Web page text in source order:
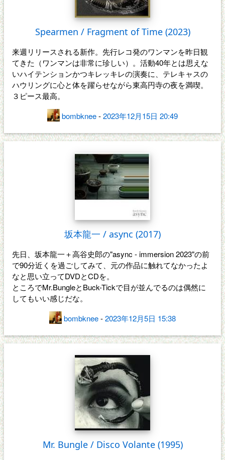
Spearmen / Fragment of Time (2023)
来週リリースされる新作。先行レコ発のワンマンを昨日観
てきた（ワンマンは非常に珍しい）。活動40年とは思えな
いハイテンションかつキレッキレの演奏に、テレキャスの
ハウリングに心と体を躍らせながら東高円寺の夜を満喫。
３ピース最高。
bombknee-2023年12月15日 20:49
坂本龍一 / async (2017)
先日、坂本龍一＋高谷史郎の"async - immersion 2023"の前
で90分近くを過ごしてみて、元の作品に触れてなかったよ
なと思い立ってDVDとCDを。
ところでMr.BungleとBuck-Tickで目が並んでるのは偶然に
してもいい感じだな。
bombknee-2023年12月5日 15:38
Mr. Bungle / Disco Volante (1995)